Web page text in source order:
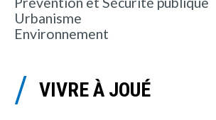
Urbanisme
Environnement
VIVRE À JOUÉ